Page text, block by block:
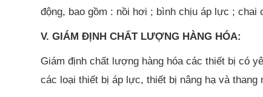
động, bao gồm : nồi hơi ; bình chịu áp lực ;
V. GIÁM ĐỊNH CHẤT LƯỢNG HÀNG HÓA:
Giám định chất lượng hàng hóa các thiết bị có
các loại thiết bị áp lực, thiết bị nâng hạ và thang